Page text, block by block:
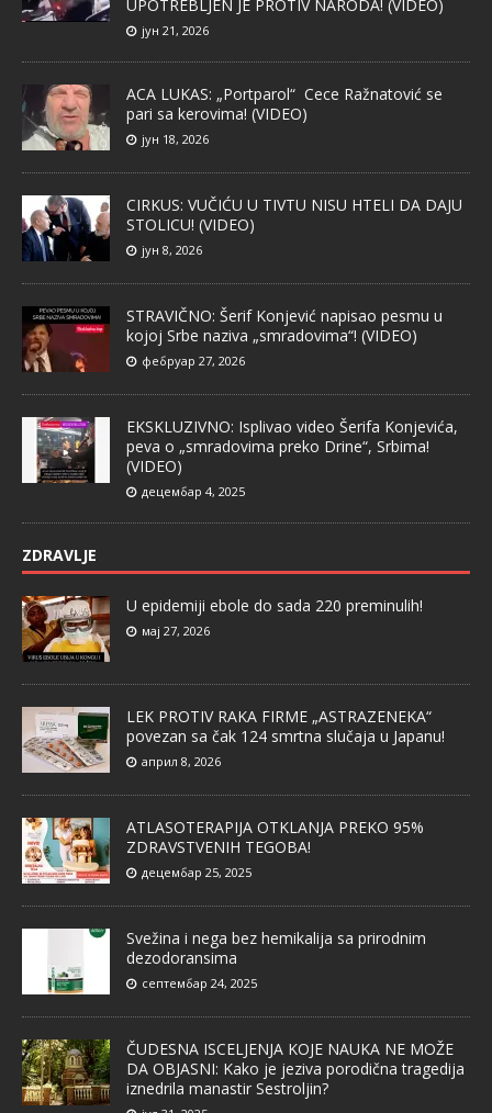
UPOTREBLJEN JE PROTIV NARODA! (VIDEO)
јун 21, 2026
ACA LUKAS: „Portparol“ Cece Ražnatović se
pari sa kerovima! (VIDEO)
јун 18, 2026
CIRKUS: VUČIĆU U TIVTU NISU HTELI DA DAJU
STOLICU! (VIDEO)
јун 8, 2026
STRAVIČNO: Šerif Konjević napisao pesmu u
kojoj Srbe naziva „smradovima“! (VIDEO)
фебруар 27, 2026
EKSKLUZIVNO: Isplivao video Šerifa Konjevića,
peva o „smradovima preko Drine“, Srbima!
(VIDEO)
децембар 4, 2025
ZDRAVLJE
U epidemiji ebole do sada 220 preminulih!
мај 27, 2026
LEK PROTIV RAKA FIRME „ASTRAZENEKA“
povezan sa čak 124 smrtna slučaja u Japanu!
април 8, 2026
ATLASOTERAPIJA OTKLANJA PREKO 95%
ZDRAVSTVENIH TEGOBA!
децембар 25, 2025
Svežina i nega bez hemikalija sa prirodnim
dezodoransima
септембар 24, 2025
ČUDESNA ISCELJENJA KOJE NAUKA NE MOŽE
DA OBJASNI: Kako je jeziva porodična tragedija
iznedrila manastir Sestroljin?